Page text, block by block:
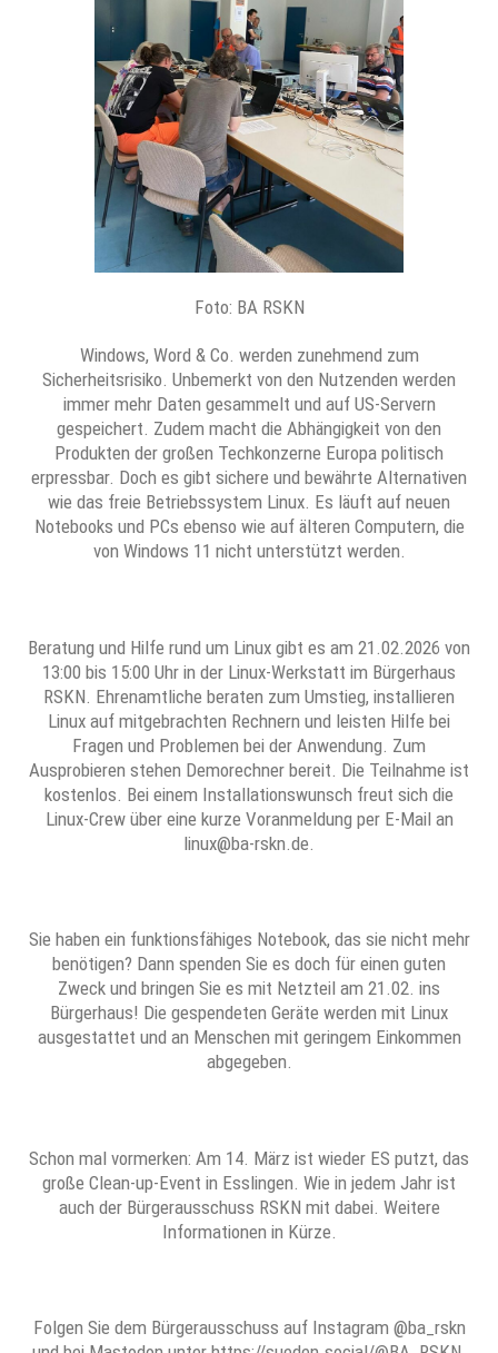
Foto: BA RSKN
Windows, Word & Co. werden zunehmend zum
Sicherheitsrisiko. Unbemerkt von den Nutzenden werden
immer mehr Daten gesammelt und auf US-Servern
gespeichert. Zudem macht die Abhängigkeit von den
Produkten der großen Techkonzerne Europa politisch
erpressbar. Doch es gibt sichere und bewährte Alternativen
wie das freie Betriebssystem Linux. Es läuft auf neuen
Notebooks und PCs ebenso wie auf älteren Computern, die
von Windows 11 nicht unterstützt werden.
Beratung und Hilfe rund um Linux gibt es am 21.02.2026 von
13:00 bis 15:00 Uhr in der Linux-Werkstatt im Bürgerhaus
RSKN. Ehrenamtliche beraten zum Umstieg, installieren
Linux auf mitgebrachten Rechnern und leisten Hilfe bei
Fragen und Problemen bei der Anwendung. Zum
Ausprobieren stehen Demorechner bereit. Die Teilnahme ist
kostenlos. Bei einem Installationswunsch freut sich die
Linux-Crew über eine kurze Voranmeldung per E-Mail an
linux@ba-rskn.de.
Sie haben ein funktionsfähiges Notebook, das sie nicht mehr
benötigen? Dann spenden Sie es doch für einen guten
Zweck und bringen Sie es mit Netzteil am 21.02. ins
Bürgerhaus! Die gespendeten Geräte werden mit Linux
ausgestattet und an Menschen mit geringem Einkommen
abgegeben.
Schon mal vormerken: Am 14. März ist wieder ES putzt, das
große Clean-up-Event in Esslingen. Wie in jedem Jahr ist
auch der Bürgerausschuss RSKN mit dabei. Weitere
Informationen in Kürze.
Folgen Sie dem Bürgerausschuss auf Instagram @ba_rskn